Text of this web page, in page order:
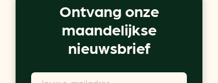
Ontvang onze
maandelijkse
nieuwsbrief